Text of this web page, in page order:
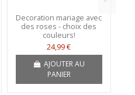
Decoration mariage avec
des roses - choix des
couleurs!
24,99 €
AJOUTER AU
PANIER